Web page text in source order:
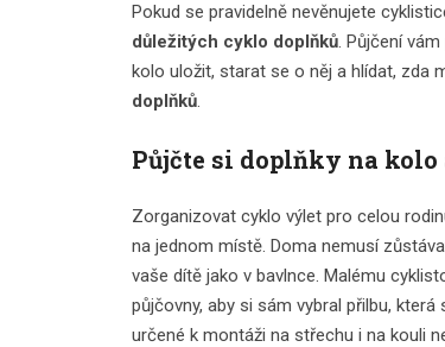
Pokud se pravidelně nevěnujete
důležitých cyklo doplňků. Půjčení
kolo uložit, starat se o něj a hlídat, zda
doplňků.
Půjčte si doplňky na
Zorganizovat cyklo výlet pro celou
na jednom místě. Doma nemusí
vaše dítě jako v bavlnce. Malému
půjčovny, aby si sám vybral přilbu,
určené k montáži na střechu i na kouli